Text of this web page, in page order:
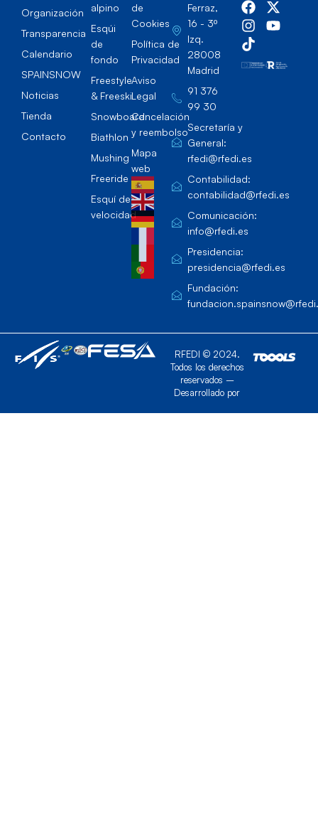
Organización
Transparencia
Calendario
SPAINSNOW
Noticias
Tienda
Contacto
alpino
Esqúi
de
fondo
Freestyle
& Freeski
Snowboard
Biathlon
Mushing
Freeride
Esquí de
velocidad
de
Cookies
Política de
Privacidad
Aviso
Legal
Cancelación
y reembolso
Mapa
web
Ferraz,
16 - 3º
Izq.
28008
Madrid
91 376
99 30
Secretaría y
General:
rfedi@rfedi.es
Contabilidad:
contabilidad@rfedi.es
Comunicación:
info@rfedi.es
Presidencia:
presidencia@rfedi.es
Fundación:
RFEDI © 2024.
Todos los derechos
reservados –
Desarrollado por